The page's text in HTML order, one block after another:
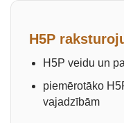
H5P
H5P veidu un
piemērotāko
vajadzībām